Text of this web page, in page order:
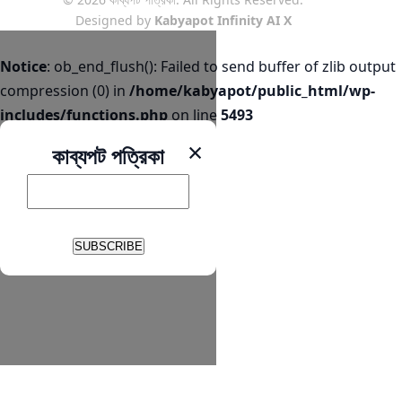
Designed by Kabyapot Infinity AI X
×
কাব্যপট পত্রিকা
SUBSCRIBE
Notice: ob_end_flush(): Failed to send buffer of zlib output
compression (0) in /home/kabyapot/public_html/wp-
includes/functions.php on line5493